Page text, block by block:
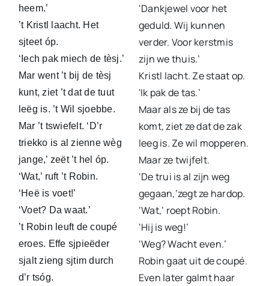
heem.’
’t Kristl laacht. Het
sjteet óp.
‘Iech pak miech de tèsj.’
Mar went ’t bij de tèsj
kunt, ziet ’t dat de tuut
leëg is. ’t Wil sjoebbe.
Mar ’t tswiefelt. ‘D’r
triekko is al zienne wèg
jange,’ zeët ’t hel óp.
‘Wat,’ ruft ’t Robin.
‘Heë is voet!’
‘Voet? Da waat.’
’t Robin leuft de coupé
eroes. Effe sjpieëder
sjalt zieng sjtim durch
d’r tsóg.
‘Dankjewel voor het
geduld. Wij kunnen
verder. Voor kerstmis
zijn we thuis.’
Kristl lacht. Ze staat op.
'Ik pak de tas.’
Maar als ze bij de tas
komt, ziet ze dat de zak
leeg is. Ze wil mopperen.
Maar ze twijfelt.
‘De trui is al zijn weg
gegaan,’zegt ze hardop.
‘Wat,’ roept Robin.
‘Hij is weg!’
‘Weg? Wacht even.’
Robin gaat uit de coupé.
Even later galmt haar